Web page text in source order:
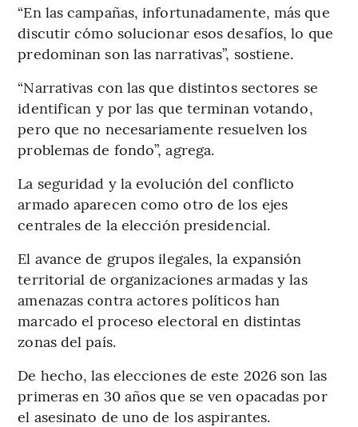
“En las campañas, infortunadamente, más que
discutir cómo solucionar esos desafíos, lo que
predominan son las narrativas”, sostiene.
“Narrativas con las que distintos sectores se
identifican y por las que terminan votando,
pero que no necesariamente resuelven los
problemas de fondo”, agrega.
La seguridad y la evolución del conflicto
armado aparecen como otro de los ejes
centrales de la elección presidencial.
El avance de grupos ilegales, la expansión
territorial de organizaciones armadas y las
amenazas contra actores políticos han
marcado el proceso electoral en distintas
zonas del país.
De hecho, las elecciones de este 2026 son las
primeras en 30 años que se ven opacadas por
el asesinato de uno de los aspirantes.